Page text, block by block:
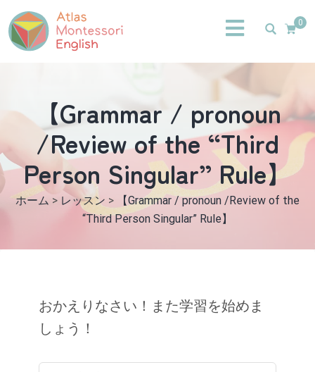
0
【Grammar / pronoun
/Review of the “Third
Person Singular” Rule】
ホーム > レッスン >
【Grammar / pronoun /Review of the
“Third Person Singular” Rule】
おかえりなさい！また学習を始めま
しょう！